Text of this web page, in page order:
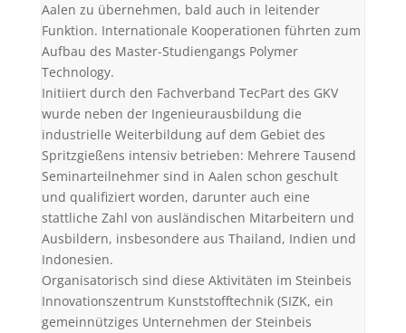
Aalen zu übernehmen, bald auch in leitender
Funktion. Internationale Kooperationen führten zum
Aufbau des Master-Studiengangs Polymer
Technology.
Initiiert durch den Fachverband TecPart des GKV
wurde neben der Ingenieurausbildung die
industrielle Weiterbildung auf dem Gebiet des
Spritzgießens intensiv betrieben: Mehrere Tausend
Seminarteilnehmer sind in Aalen schon geschult
und qualifiziert worden, darunter auch eine
stattliche Zahl von ausländischen Mitarbeitern und
Ausbildern, insbesondere aus Thailand, Indien und
Indonesien.
Organisatorisch sind diese Aktivitäten im Steinbeis
Innovationszentrum Kunststofftechnik (SIZK, ein
gemeinnütziges Unternehmen der Steinbeis